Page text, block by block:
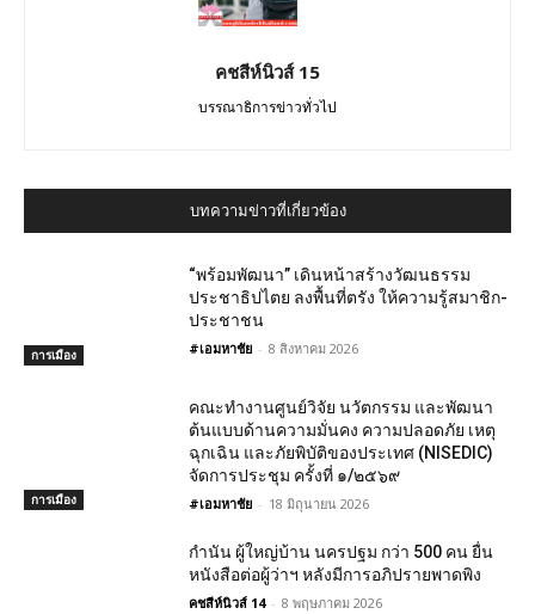
คชสีห์นิวส์ 15
บรรณาธิการข่าวทั่วไป
บทความข่าวที่เกี่ยวข้อง
การเมือง
“พร้อมพัฒนา” เดินหน้าสร้างวัฒนธรรม
ประชาธิปไตย ลงพื้นที่ตรัง ให้ความรู้สมาชิก-
ประชาชน
#เอมหาชัย - 8 สิงหาคม 2026
การเมือง
คณะทำงานศูนย์วิจัย นวัตกรรม และพัฒนา
ต้นแบบด้านความมั่นคง ความปลอดภัย เหตุ
ฉุกเฉิน และภัยพิบัติของประเทศ (NISEDIC)
จัดการประชุม ครั้งที่ ๑/๒๕๖๙
#เอมหาชัย - 18 มิถุนายน 2026
กำนัน ผู้ใหญ่บ้าน นครปฐม กว่า 500 คน ยื่น
หนังสือต่อผู้ว่าฯ หลังมีการอภิปรายพาดพิง
คชสีห์นิวส์ 14 - 8 พฤษภาคม 2026